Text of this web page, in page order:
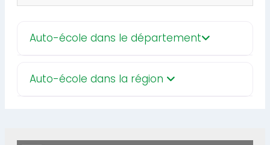
Auto-école dans le département
Auto-école dans la région